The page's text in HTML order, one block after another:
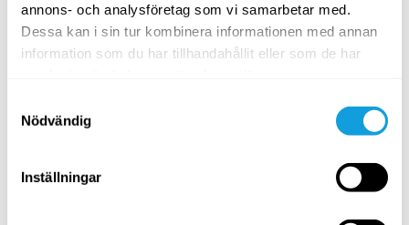
annons- och analysföretag som vi samarbetar med.
Dessa kan i sin tur kombinera informationen med annan
information som du har tillhandahållit eller som de har
Nödvändig
Inställningar